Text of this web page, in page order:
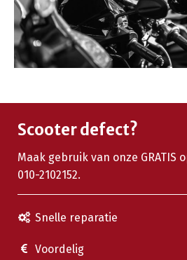
Scooter defect?
Maak gebruik van onze GRATIS
010-2102152.
Snelle reparatie
Voordelig